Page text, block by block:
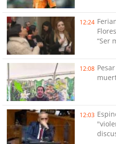
12:24
“Ser
12:08
12:03